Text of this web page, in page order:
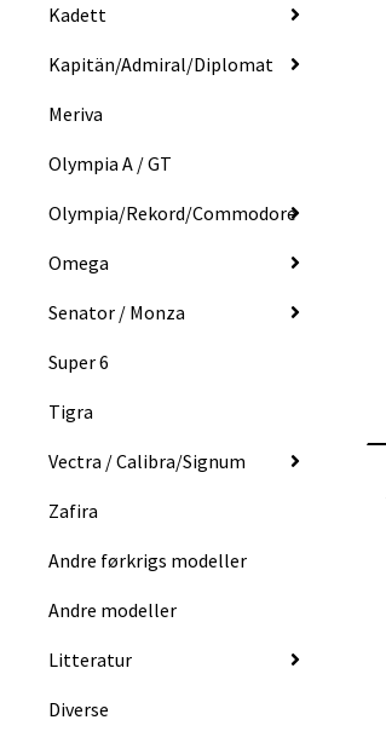
Kadett
Kapitän/Admiral/Diplomat
Meriva
Olympia A / GT
Olympia/Rekord/Commodore
Omega
Senator / Monza
Super 6
Tigra
Vectra / Calibra/Signum
Zafira
Andre førkrigs modeller
Andre modeller
Litteratur
Diverse